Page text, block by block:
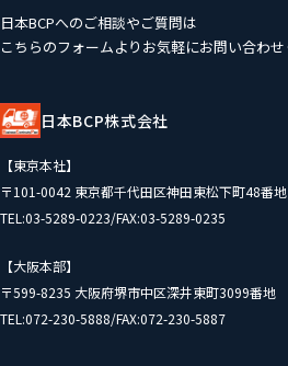
日本BCPへのご相談やご質問は
こちらのフォームよりお気軽にお問い合わせ
日本BCP株式会社
【東京本社】
〒101-0042 東京都千代田区神田東松下町48番
TEL:03-5289-0223/FAX:03-5289-0235
【大阪本部】
〒599-8235 大阪府堺市中区深井東町3099番地
TEL:072-230-5888/FAX:072-230-5887